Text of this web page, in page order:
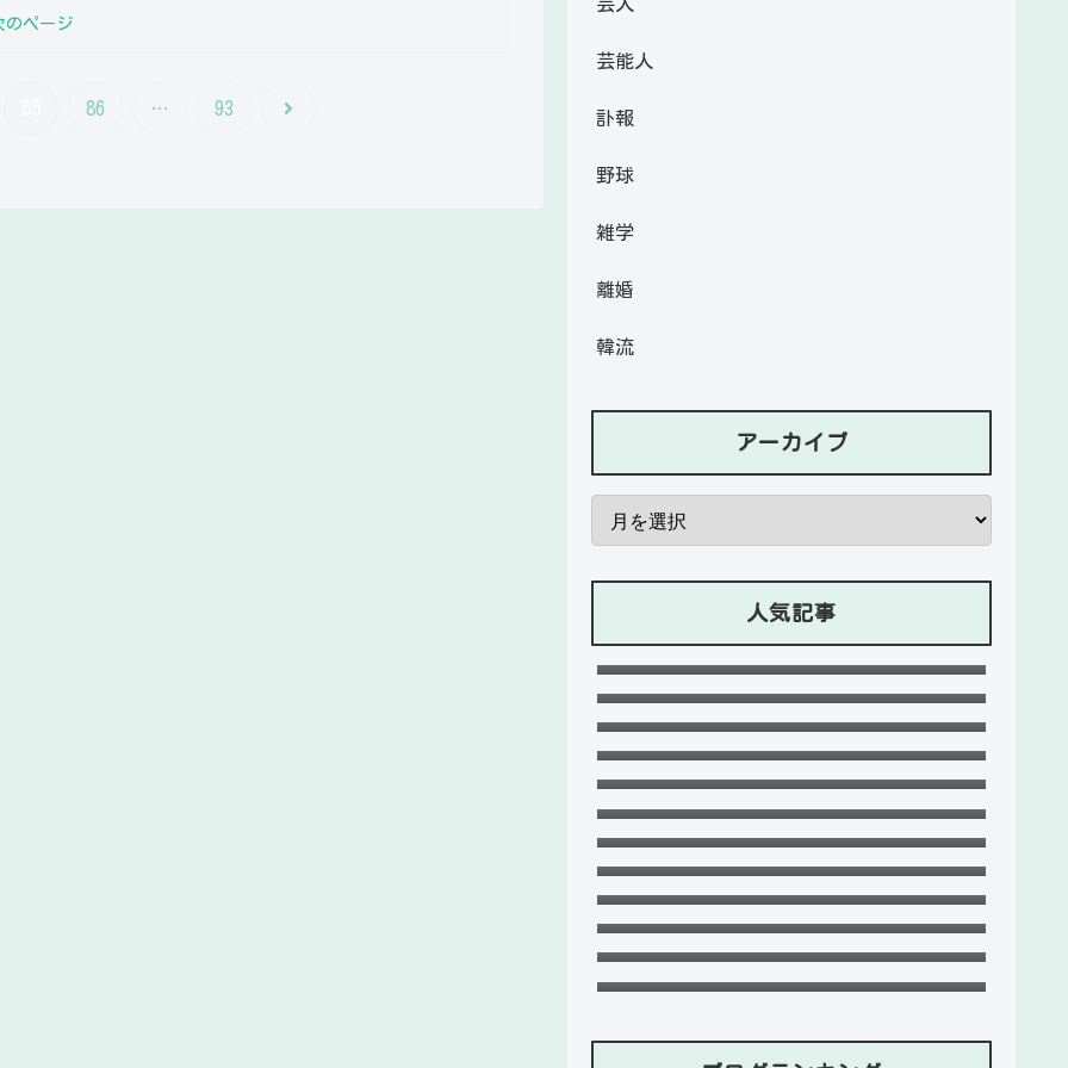
のページ
86 … 93 次
芸能人
訃報
野球
雑学
離婚
韓流
アーカイブ
人気記事
石川ケニーは父と兄は野球選手で母
親はアメリカ人のハーフ！7人大家
族！
Lazの彼女や身長に大学・年齢は？イ
ケメンプロゲーマーの経歴！
【ZETA】
竹下パラダイスだーご本名や年齢に
身長は？恋愛対象やイケメンかも調
査！
可愛い政田夢乃選手に彼氏の存在が
気になる！本当に不倫をしているの
か？家族構成がどうなっているの
か？を徹底調査！
千早茜の恋人や結婚した夫は誰？子
供や本名に高校は？引越は離婚が理
由？
末永けいの経歴や学歴(高校大学)
は？妻(嫁)は末永ゆかりで離婚し
た？
福田こうへいの結婚相手の嫁(妻)や
子供(娘・息子)など家族構成まと
め！
おだけいの元カノ人気歌手はちゃん
みな！過去の匂わせや動画流出の犯
人は？
ドンマイ川端は結婚した嫁がいる？
母親・兄妹・父親に年収や学歴経歴
も！
五条院凌のすっぴんや足太い画像が
ヤバい！本当は美脚でスタイル良
い？
デジポリスは東京だけ？大阪や埼
玉・神奈川・愛知など他の地域にも
ある？
フジロック2023民間駐車場予約方
法！当日受付や出し入れOKか調査！